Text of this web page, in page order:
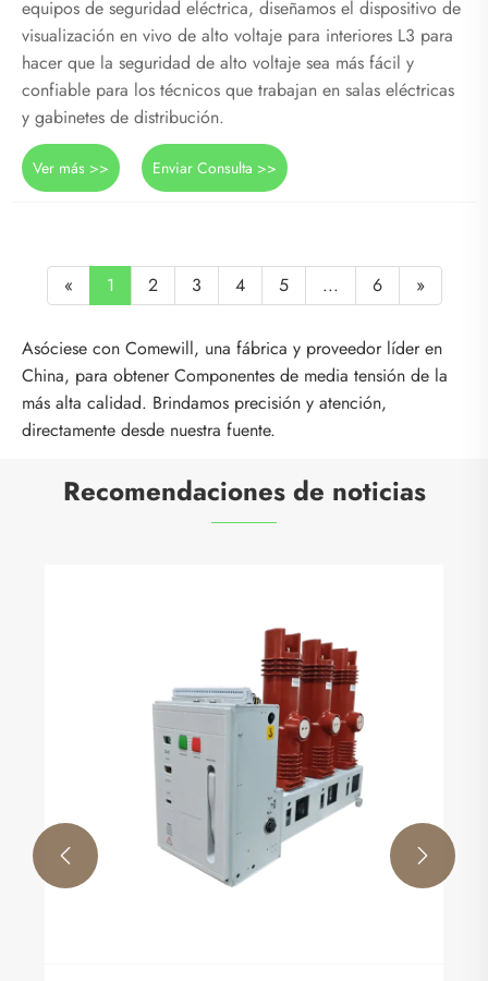
equipos de seguridad eléctrica, diseñamos el dispositivo de
visualización en vivo de alto voltaje para interiores L3 para
hacer que la seguridad de alto voltaje sea más fácil y
confiable para los técnicos que trabajan en salas eléctricas
y gabinetes de distribución.
Ver más >> Enviar Consulta >>
« 1 2 3 4 5 ... 6 »
Asóciese con Comewill, una fábrica y proveedor líder en
China, para obtener Componentes de media tensión de la
más alta calidad. Brindamos precisión y atención,
directamente desde nuestra fuente.
Recomendaciones de noticias
 